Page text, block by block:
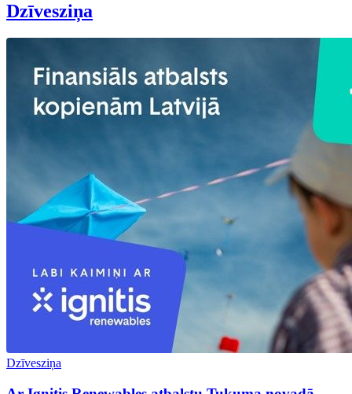
Dzīvesziņa
Dzīvesziņa